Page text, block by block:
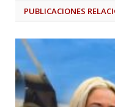
PUBLICACIONES